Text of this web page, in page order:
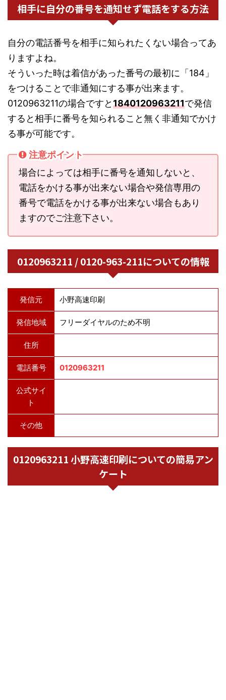
相手に自分の番号を通知せず電話をする方法
自分の電話番号を相手に知られたくない場合ってあ
りますよね。
そういった時は着信があった番号の最初に「184」
をつけることで非通知にする事が出来ます。
0120963211の場合ですと1840120963211で発信
すると相手に番号を知られること無く非通知でかけ
る事が可能です。
注意ポイント
場合によっては相手に番号を通知しないと、
電話をかける事が出来ない場合や発信専用の
番号で電話をかける事が出来ない場合もあり
ますのでご注意下さい。
0120963211 / 0120-963-211についての情報
発信元 小野高速印刷
発信地域 フリーダイヤルのため不明
住所
電話番号 0120963211
公式サイ
ト
その他
0120963211 小野高速印刷についての簡易アン
ケート